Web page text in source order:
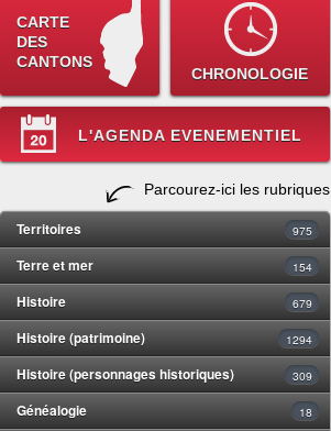
CARTE
DES
CANTONS
CHRONOLOGIE
L'AGENDA EVENEMENTIEL
Parcourez-ici les rubriques
Territoires 975
Terre et mer 154
Histoire 679
Histoire (patrimoine) 1294
Histoire (personnages historiques) 309
Généalogie 18